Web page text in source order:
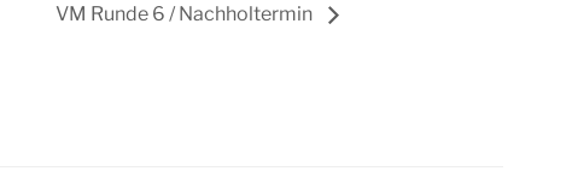
VM Runde 6 / Nachholtermin